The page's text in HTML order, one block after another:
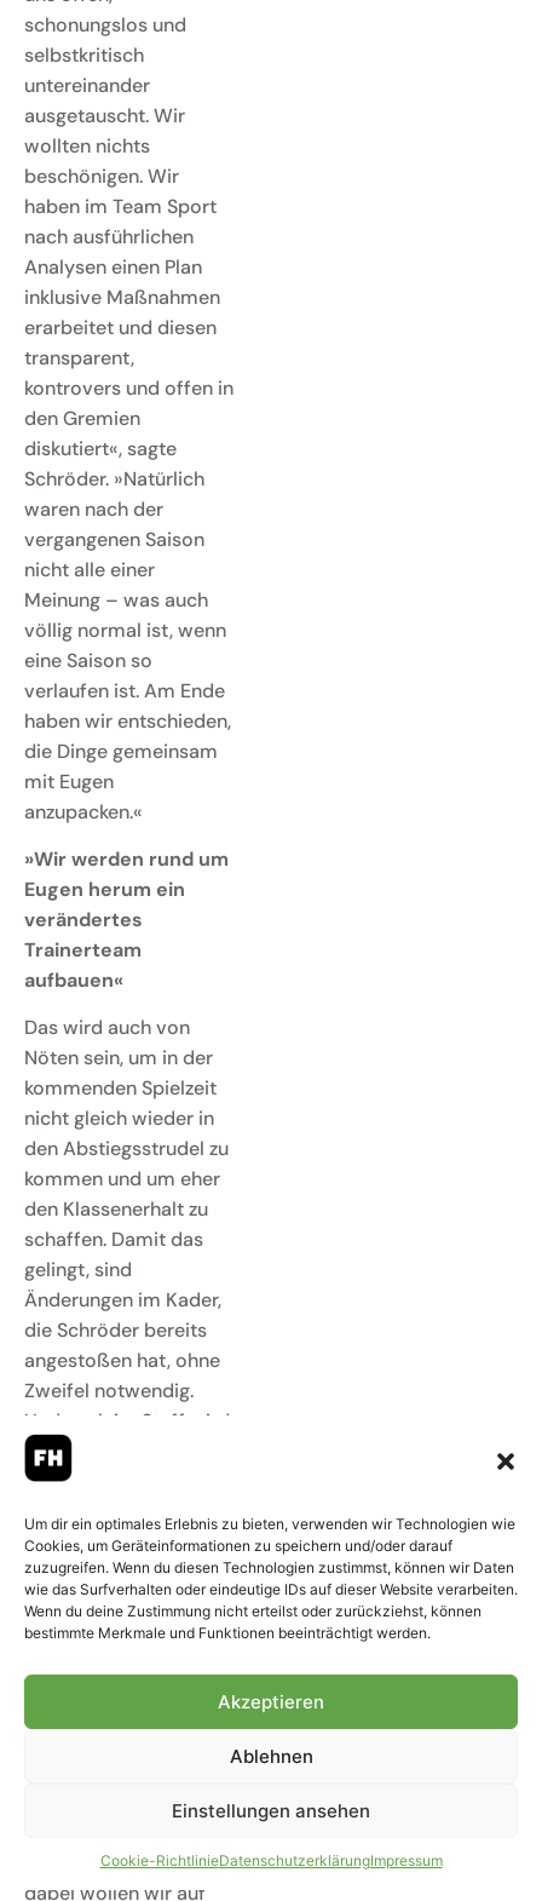
Um dir ein optimales Erlebnis zu bieten, verwenden wir Technologien wie
Cookies, um Geräteinformationen zu speichern und/oder darauf
zuzugreifen. Wenn du diesen Technologien zustimmst, können wir Daten
wie das Surfverhalten oder eindeutige IDs auf dieser Website verarbeiten.
Wenn du deine Zustimmung nicht erteilst oder zurückziehst, können
bestimmte Merkmale und Funktionen beeinträchtigt werden.
Akzeptieren
Ablehnen
Einstellungen ansehen
Cookie-RichtlinieDatenschutzerklärungImpressum
schonungslos und
selbstkritisch
untereinander
ausgetauscht. Wir
wollten nichts
beschönigen. Wir
haben im Team Sport
nach ausführlichen
Analysen einen Plan
inklusive Maßnahmen
erarbeitet und diesen
transparent,
kontrovers und offen in
den Gremien
diskutiert«, sagte
Schröder. »Natürlich
waren nach der
vergangenen Saison
nicht alle einer
Meinung – was auch
völlig normal ist, wenn
eine Saison so
verlaufen ist. Am Ende
haben wir entschieden,
die Dinge gemeinsam
mit Eugen
anzupacken.«
»Wir werden rund um
Eugen herum ein
verändertes
Trainerteam
aufbauen«
Das wird auch von
Nöten sein, um in der
kommenden Spielzeit
nicht gleich wieder in
den Abstiegsstrudel zu
kommen und um eher
den Klassenerhalt zu
schaffen. Damit das
gelingt, sind
Änderungen im Kader,
die Schröder bereits
angestoßen hat, ohne
Zweifel notwendig.
Und auch im Staff wird
es zu Veränderungen
kommen.
»Wir sind dabei, den
Kader für die neue
Saison aufzubauen und
die bisherigen
schon wieder richtig
Trainerteam aufbauen,
dabei wollen wir auf